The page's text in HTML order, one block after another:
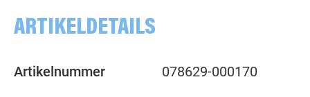
ARTIKELDETAILS
Artikelnummer 078629-000170